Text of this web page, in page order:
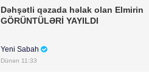
Dəhşətli qəzada həlak olan Elmirin
GÖRÜNTÜLƏRİ YAYILDI
Yeni Sabah
Dünən 11:33